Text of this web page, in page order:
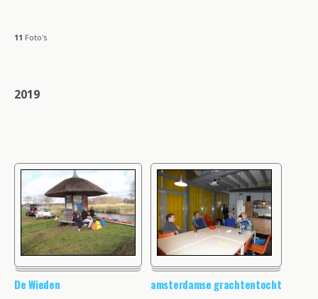
11 Foto's
2019
De Wieden amsterdamse grachtentocht